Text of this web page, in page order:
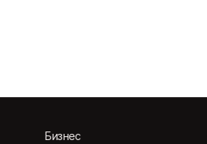
Бизнес